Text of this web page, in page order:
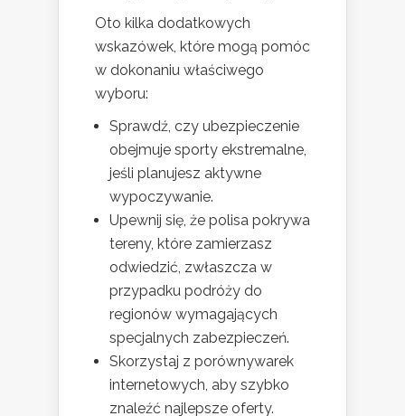
Oto kilka dodatkowych
wskazówek, które mogą pomóc
w dokonaniu właściwego
wyboru:
Sprawdź, czy ubezpieczenie
obejmuje sporty ekstremalne,
jeśli planujesz aktywne
wypoczywanie.
Upewnij się, że polisa pokrywa
tereny, które zamierzasz
odwiedzić, zwłaszcza w
przypadku podróży do
regionów wymagających
specjalnych zabezpieczeń.
Skorzystaj z porównywarek
internetowych, aby szybko
znaleźć najlepsze oferty.